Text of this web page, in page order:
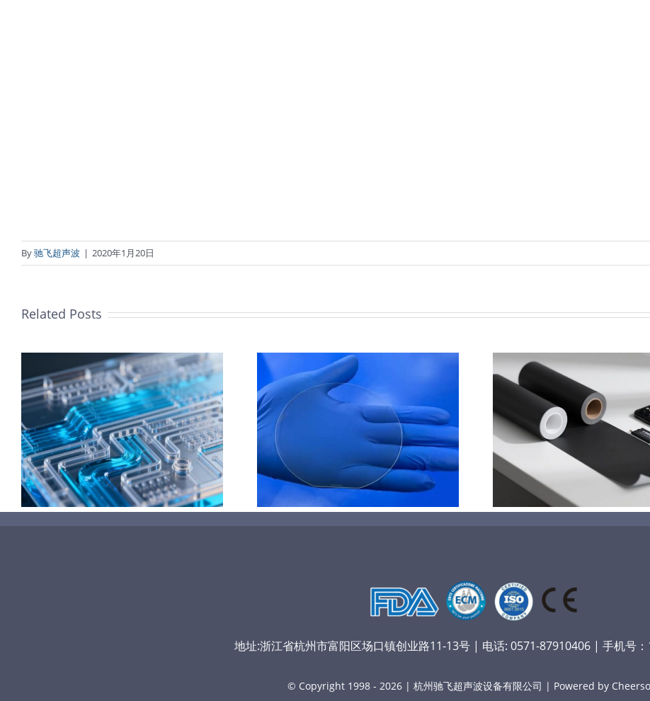
By驰飞超声波 | 2020年1月20日
Related Posts
超声波喷涂TiO₂涂层
PET石墨烯保护膜特性和应
用
超声波喷涂技术
域的应
地址:浙江省杭州市富阳区场口镇创业路11-13号 | 电话: 0571-87910406 | 手机号
© Copyright 1998 - 2026 | 杭州驰飞超声波设备有限公司 | Powered by